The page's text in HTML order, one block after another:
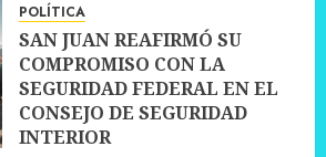
POLÍTICA
SAN JUAN REAFIRMÓ SU
COMPROMISO CON LA
SEGURIDAD FEDERAL EN EL
CONSEJO DE SEGURIDAD
INTERIOR